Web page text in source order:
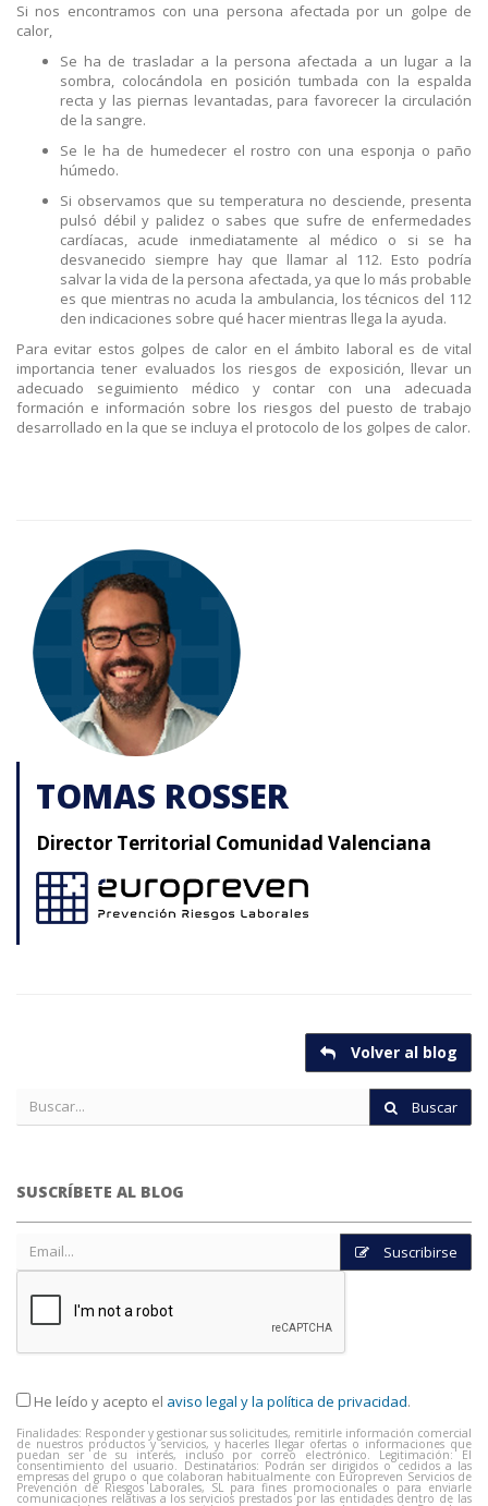
Si nos encontramos con una persona afectada por un golpe de
calor,
Se ha de trasladar a la persona afectada a un lugar a la
sombra, colocándola en posición tumbada con la espalda
recta y las piernas levantadas, para favorecer la circulación
de la sangre.
Se le ha de humedecer el rostro con una esponja o paño
húmedo.
Si observamos que su temperatura no desciende, presenta
pulsó débil y palidez o sabes que sufre de enfermedades
cardíacas, acude inmediatamente al médico o si se ha
desvanecido siempre hay que llamar al 112. Esto podría
salvar la vida de la persona afectada, ya que lo más probable
es que mientras no acuda la ambulancia, los técnicos del 112
den indicaciones sobre qué hacer mientras llega la ayuda.
Para evitar estos golpes de calor en el ámbito laboral es de vital
importancia tener evaluados los riesgos de exposición, llevar un
adecuado seguimiento médico y contar con una adecuada
formación e información sobre los riesgos del puesto de trabajo
desarrollado en la que se incluya el protocolo de los golpes de calor.
TOMAS ROSSER
Director Territorial Comunidad Valenciana
Volver al blog
Buscar
SUSCRÍBETE AL BLOG
Suscribirse
He leído y acepto el aviso legal y la política de privacidad.
Finalidades: Responder y gestionar sus solicitudes, remitirle información comercial
de nuestros productos y servicios, y hacerles llegar ofertas o informaciones que
puedan ser de su interés, incluso por correo electrónico. Legitimación: El
consentimiento del usuario. Destinatarios: Podrán ser dirigidos o cedidos a las
empresas del grupo o que colaboran habitualmente con Europreven Servicios de
Prevención de Riesgos Laborales, SL para fines promocionales o para enviarle
comunicaciones relativas a los servicios prestados por las entidades dentro de las